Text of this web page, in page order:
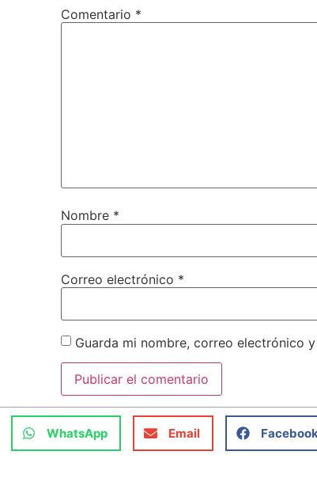
Comentario *
Nombre *
Correo electrónico *
Guarda mi nombre, correo electrónico
WhatsApp Email Facebook